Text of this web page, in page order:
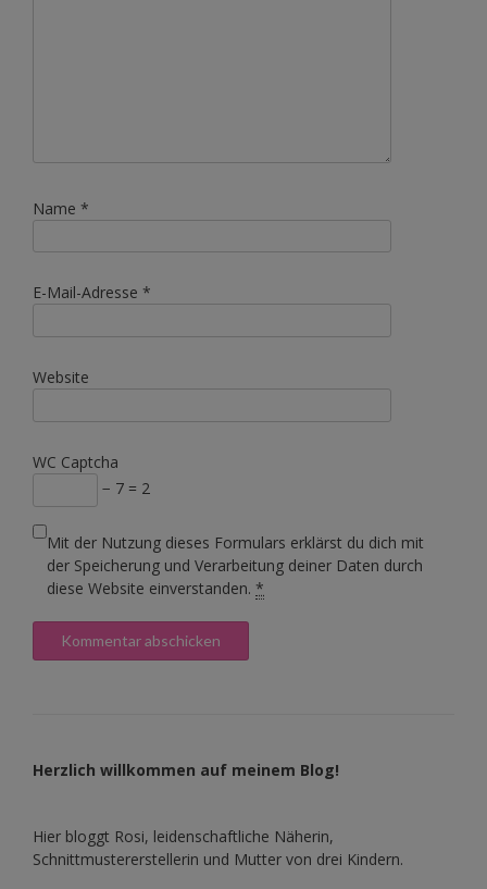
Name *
E-Mail-Adresse *
Website
WC Captcha
− 7 = 2
Mit der Nutzung dieses Formulars erklärst du dich mit
der Speicherung und Verarbeitung deiner Daten durch
diese Website einverstanden. *
Herzlich willkommen auf meinem Blog!
Hier bloggt Rosi, leidenschaftliche Näherin,
Schnittmustererstellerin und Mutter von drei Kindern.